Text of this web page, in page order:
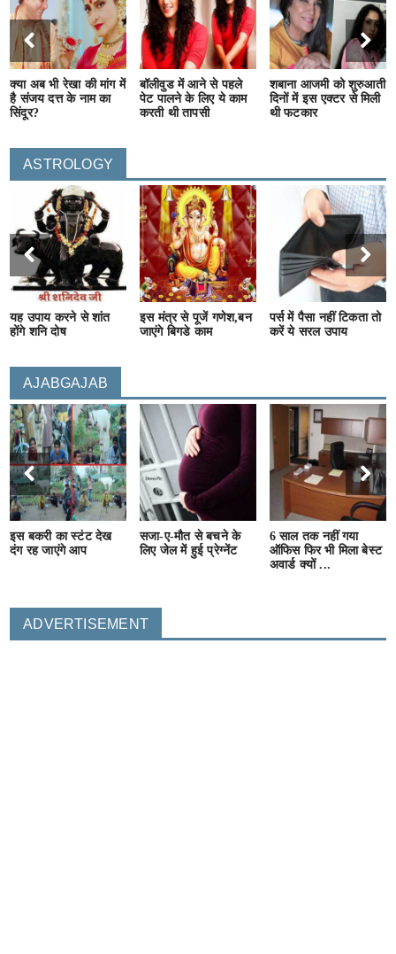
क्या अब भी रेखा की मांग में
है संजय दत्त के नाम का
सिंदूर?
बॉलीवुड में आने से पहले
पेट पालने के लिए ये काम
करती थी तापसी
शबाना आजमी को शुरुआती
दिनों में इस एक्टर से मिली
थी फटकार
ASTROLOGY
यह उपाय करने से शांत
होंगे शनि दोष
इस मंत्र से पूजें गणेश,बन
जाएंगे बिगडे काम
पर्स में पैसा नहीं टिकता तो
करें ये सरल उपाय
AJABGAJAB
इस बकरी का स्टंट देख
दंग रह जाएंगे आप
सजा-ए-मौत से बचने के
लिए जेल में हुई प्रेग्नेंट
6 साल तक नहीं गया
ऑफिस फिर भी मिला बेस्ट
अवार्ड क्यों ...
ADVERTISEMENT